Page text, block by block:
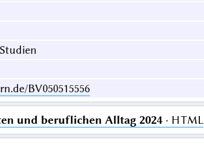
BV050515556
und beruflichen Alltag 2024· HTML